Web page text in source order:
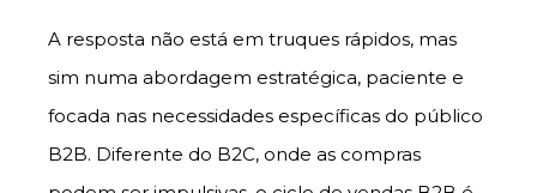
A resposta não está em truques rápidos, mas
sim numa abordagem estratégica, paciente e
focada nas necessidades específicas do público
B2B. Diferente do B2C, onde as compras